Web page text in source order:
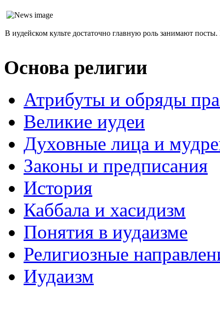
В иудейском культе достаточно главную роль занимают
Основа религии
Атрибуты и обряды
Великие иудеи
Духовные лица и
Законы и предписания
История
Каббала и хасидизм
Понятия в иудаизме
Религиозные
Иудаизм